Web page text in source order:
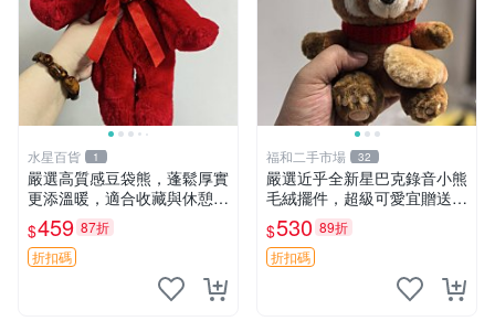
水星百貨 1
嚴選高質感豆袋熊，蓬鬆厚實
更添溫暖，適合收藏與休憩。
前胸填充飽滿，背部亦具優雅
設計。 豆袋熊 保暖 溫柔 蓬
松
$459 87折
折扣碼
福和二手市場 32
嚴選近乎全新星巴克錄音小熊
毛絨擺件，超級可愛宜贈送掛
飾 錄音小熊 毛絨擺件 贈品
$530 89折
折扣碼